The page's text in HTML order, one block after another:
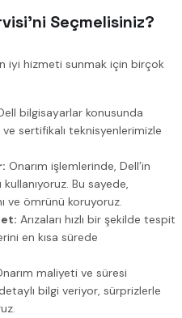
Seçmelisiniz?
iyi hizmeti sunmak için birçok
bilgisayarlar konusunda
sertifikalı teknisyenlerimizle
Onarım işlemlerinde, Dell’in
Bu sayede,
ve ömrünü koruyoruz.
Arızaları hızlı bir şekilde tespit
en kısa sürede
maliyeti ve süresi
bilgi veriyor, sürprizlerle